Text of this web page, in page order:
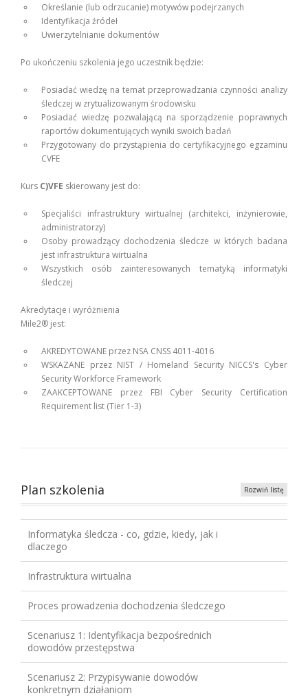
Określanie (lub odrzucanie) motywów podejrzanych
Identyfikacja źródeł
Uwierzytelnianie dokumentów
Po ukończeniu szkolenia jego uczestnik będzie:
Posiadać wiedzę na temat przeprowadzania czynności analizy
śledczej w zrytualizowanym środowisku
Posiadać wiedzę pozwalającą na sporządzenie poprawnych
raportów dokumentujących wyniki swoich badań
Przygotowany do przystąpienia do certyfikacyjnego egzaminu
CVFE
Kurs C)VFE skierowany jest do:
Specjaliści infrastruktury wirtualnej (architekci, inżynierowie,
administratorzy)
Osoby prowadzący dochodzenia śledcze w których badana
jest infrastruktura wirtualna
Wszystkich osób zainteresowanych tematyką informatyki
śledczej
Akredytacje i wyróżnienia
Mile2® jest:
AKREDYTOWANE przez NSA CNSS 4011-4016
WSKAZANE przez NIST / Homeland Security NICCS's Cyber
Security Workforce Framework
ZAAKCEPTOWANE przez FBI Cyber Security Certification
Requirement list (Tier 1-3)
Plan szkolenia Rozwiń listę
Informatyka śledcza - co, gdzie, kiedy, jak i
dlaczego
Infrastruktura wirtualna
Proces prowadzenia dochodzenia śledczego
Scenariusz 1: Identyfikacja bezpośrednich
dowodów przestępstwa
Scenariusz 2: Przypisywanie dowodów
konkretnym działaniom